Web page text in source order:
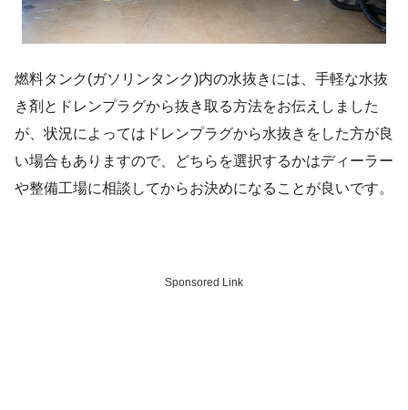
燃料タンク(ガソリンタンク)内の水抜きには、手軽な水抜
き剤とドレンプラグから抜き取る方法をお伝えしました
が、状況によってはドレンプラグから水抜きをした方が良
い場合もありますので、どちらを選択するかはディーラー
や整備工場に相談してからお決めになることが良いです。
Sponsored Link